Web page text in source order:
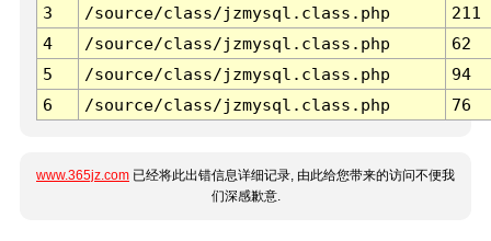
3 /source/class/jzmysql.class.php
211
4
/source/class/jzmysql.class.php
62
5
/source/class/jzmysql.class.php
94
6
/source/class/jzmysql.class.php 76
www.365jz.com 已经将此出错信息详细记录, 由此给您带来的访问不便我
们深感歉意.